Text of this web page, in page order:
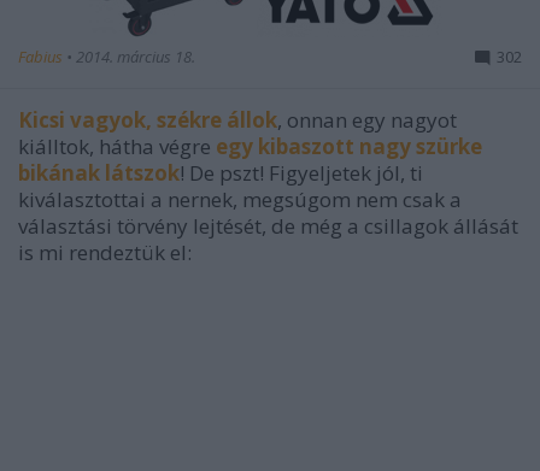
Fabius • 2014. március 18. 302
Kicsi vagyok, székre állok, onnan egy nagyot
kiálltok, hátha végre egy kibaszott nagy szürke
bikának látszok! De pszt! Figyeljetek jól, ti
kiválasztottai a nernek, megsúgom nem csak a
választási törvény lejtését, de még a csillagok állását
is mi rendeztük el: